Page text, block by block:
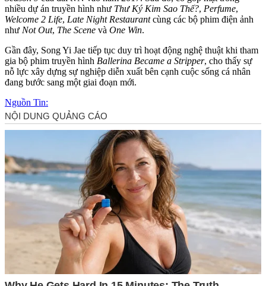
nhiều dự án truyền hình như Thư Ký Kim Sao Thế?, Perfume,
Welcome 2 Life, Late Night Restaurantcùng các bộ phim điện ảnh
như Not Out, The Scene và One Win.
Gần đây, Song Yi Jae tiếp tục duy trì hoạt động nghệ thuật khi tham
gia bộ phim truyền hình Ballerina Became a Stripper, cho thấy sự
nỗ lực xây dựng sự nghiệp diễn xuất bên cạnh cuộc sống cá nhân
đang bước sang một giai đoạn mới.
Nguồn Tin: